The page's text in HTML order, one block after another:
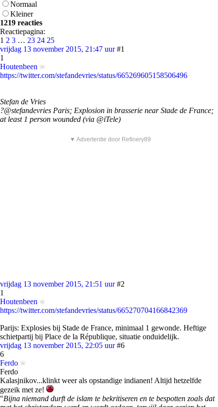
Normaal
Kleiner
1219 reacties
Reactiepagina:
1 2 3 … 23 24 25
vrijdag 13 november 2015, 21:47 uur #1
1
Houtenbeen
https://twitter.com/stefandevries/status/665269605158506496
Stefan de Vries
?@stefandevries Paris; Explosion in brasserie near Stade de France;
at least 1 person wounded (via @iTele)
▼ Advertentie door Refinery89
vrijdag 13 november 2015, 21:51 uur #2
1
Houtenbeen
https://twitter.com/stefandevries/status/665270704166842369
Parijs: Explosies bij Stade de France, minimaal 1 gewonde. Heftige
schietpartij bij Place de la République, situatie onduidelijk.
vrijdag 13 november 2015, 22:05 uur #6
6
Ferdo
Ferdo
Kalasjnikov...klinkt weer als opstandige indianen! Altijd hetzelfde
gezeik met ze!
"Bijna niemand durft de islam te bekritiseren en te bespotten zoals dat